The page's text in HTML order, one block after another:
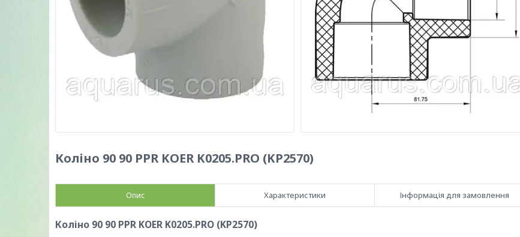
Коліно 90 90 PPR KOER K0205.PRO (KP2570)
Опис Характеристики Інформація для замовлення
Коліно 90 90 PPR KOER K0205.PRO (KP2570)